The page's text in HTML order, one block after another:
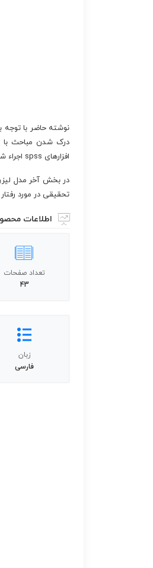
نوشته حاضر با توجه
افزارهای spss اجراء شده است.
تحقیقی در مورد
اطلاعات
تعداد صفحات
43
زبان
فارسی